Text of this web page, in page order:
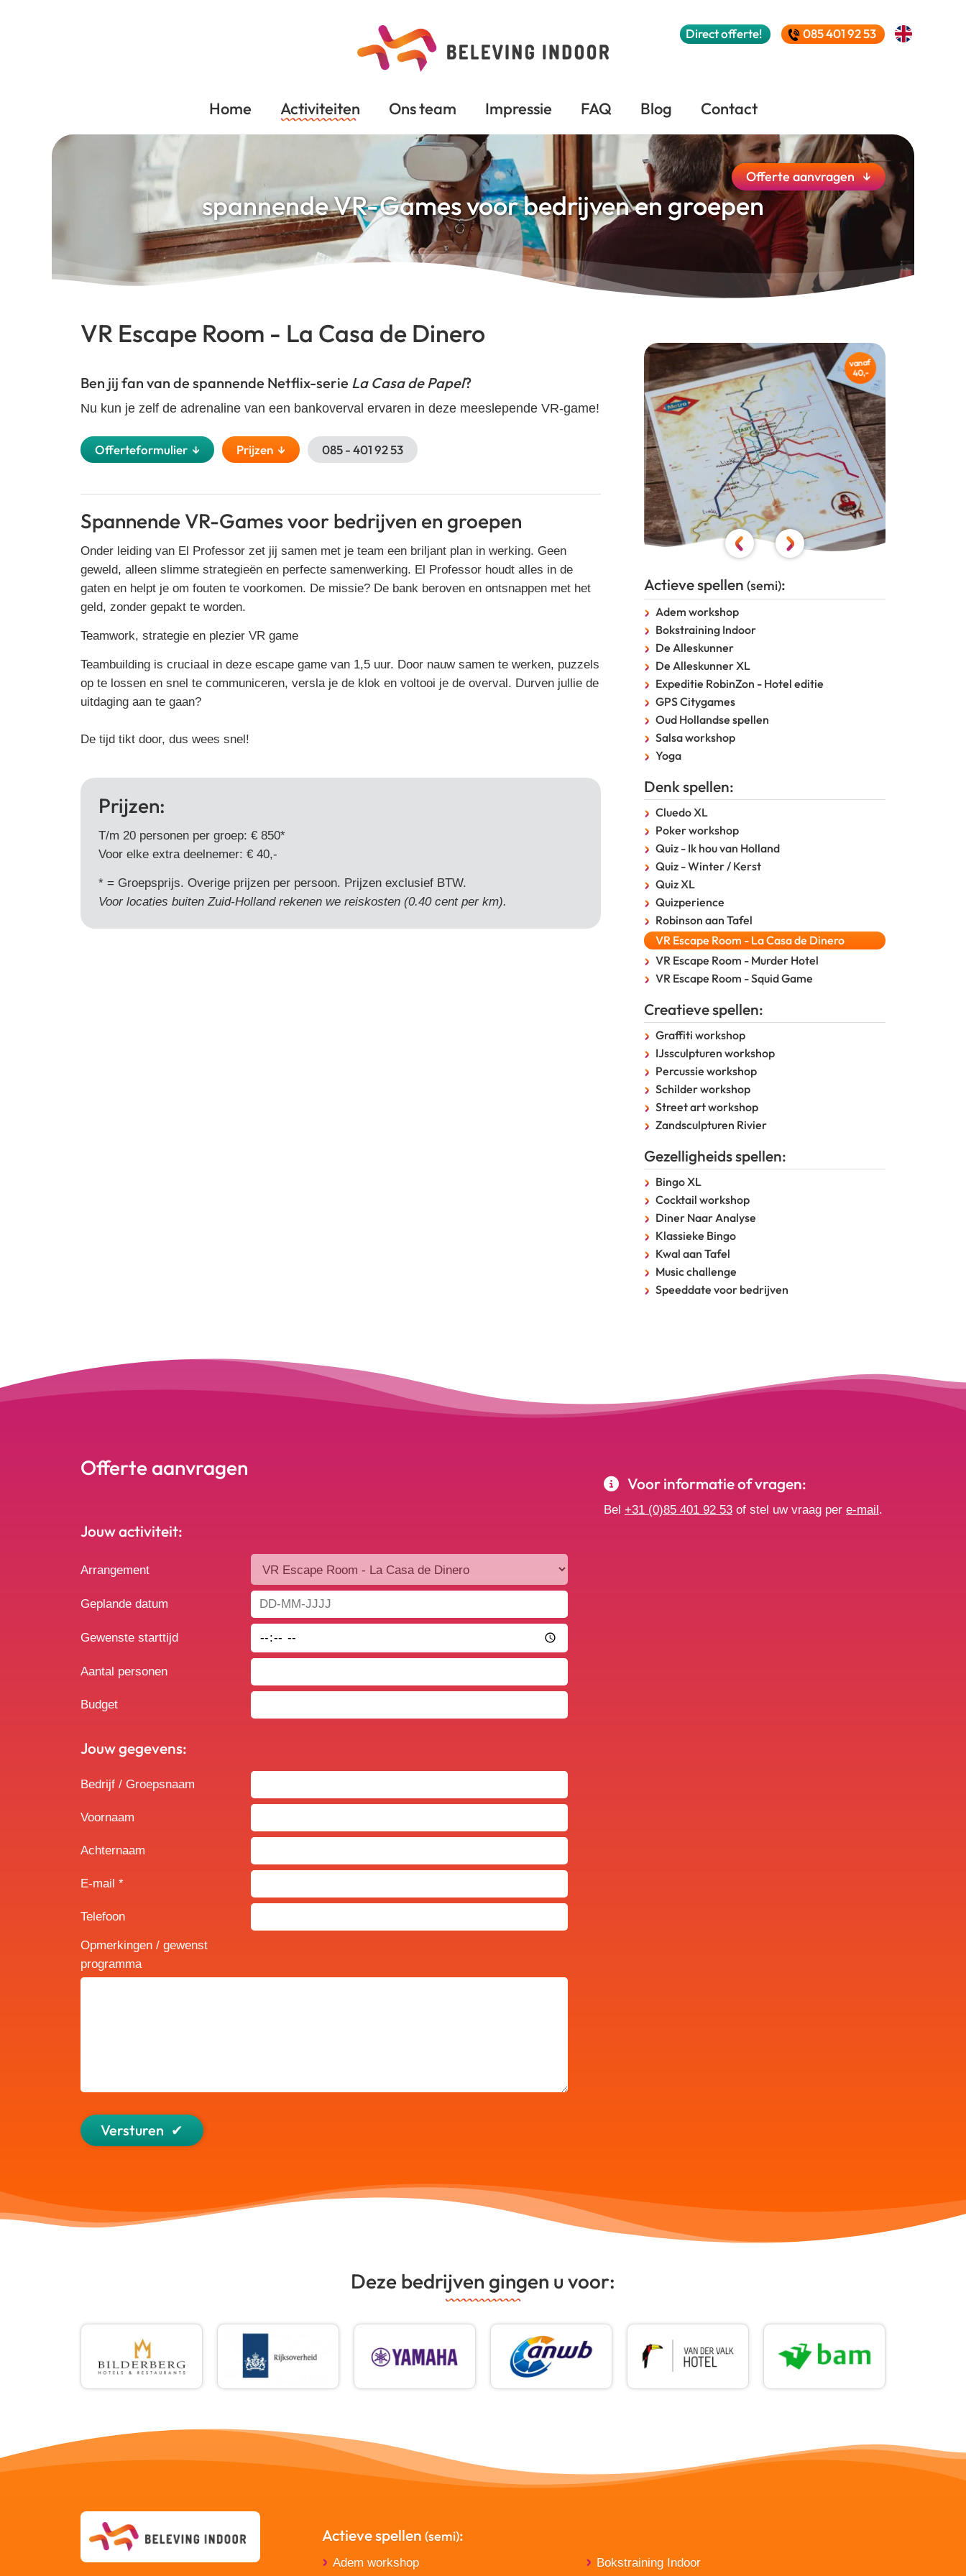
Directofferte! 085 401 92 53
Home Activiteiten Ons team Impressie FAQ Blog Contact
spannende VR-Games voor bedrijven en groepen
Offerteaanvragen ↓
VR Escape Room - La Casa de Dinero
Ben jij fan van de spannende Netflix-serie La Casa de Papel?
Nu kun je zelf de adrenaline van een bankoverval ervaren in deze meeslepende VR-game!
Offerteformulier ↓ Prijzen ↓ 085 - 401 92 53
Spannende VR-Games voor bedrijven en groepen
Onder leiding van El Professor zet jij samen met je team een briljant plan in werking. Geen
geweld, alleen slimme strategieën en perfecte samenwerking. El Professor houdt alles in de
gaten en helpt je om fouten te voorkomen. De missie? De bank beroven en ontsnappen met het
geld, zonder gepakt te worden.
Teamwork, strategie en plezier VR game
Teambuilding is cruciaal in deze escape game van 1,5 uur. Door nauw samen te werken, puzzels
op te lossen en snel te communiceren, versla je de klok en voltooi je de overval. Durven jullie de
uitdaging aan te gaan?
De tijd tikt door, dus wees snel!
Prijzen:
T/m 20 personen per groep: € 850*
Voor elke extra deelnemer: € 40,-
* = Groepsprijs. Overige prijzen per persoon. Prijzen exclusief BTW.
Voor locaties buiten Zuid-Holland rekenen we reiskosten (0.40 cent per km).
vanaf
40,-
Actieve spellen (semi):
Adem workshop
Bokstraining Indoor
De Alleskunner
De Alleskunner XL
Expeditie RobinZon - Hotel editie
GPS Citygames
Oud Hollandse spellen
Salsa workshop
Yoga
Denk spellen:
Cluedo XL
Poker workshop
Quiz - Ik hou van Holland
Quiz - Winter / Kerst
Quiz XL
Quizperience
Robinson aan Tafel
VR Escape Room - La Casa de Dinero
VR Escape Room - Murder Hotel
VR Escape Room - Squid Game
Creatieve spellen:
Graffiti workshop
IJssculpturen workshop
Percussie workshop
Schilder workshop
Street art workshop
Zandsculpturen Rivier
Gezelligheids spellen:
Bingo XL
Cocktail workshop
Diner Naar Analyse
Klassieke Bingo
Kwal aan Tafel
Music challenge
Speeddate voor bedrijven
Offerte aanvragen
Jouw activiteit:
Arrangement
Geplande datum
Gewenste starttijd
Aantal personen
Budget
Jouw gegevens:
Bedrijf / Groepsnaam
Voornaam
Achternaam
E-mail *
Telefoon
Opmerkingen / gewenst
programma
Versturen
Voor informatie of vragen:
Bel +31 (0)85 401 92 53 of stel uw vraag per e-mail .
Deze bedrijven gingen u voor:
Actieve spellen (semi):
Adem workshop
Bokstraining Indoor